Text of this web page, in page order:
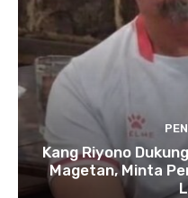
Kang Riyono
Magetan, Minta